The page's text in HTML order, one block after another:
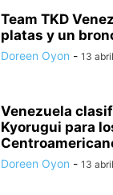
Team TKD
platas y un
Doreen Oyon - 13
Venezuela
Kyorugui para
Doreen Oyon - 13